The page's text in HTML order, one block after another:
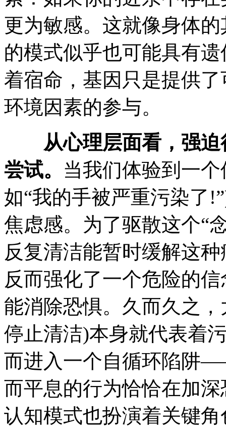
更为敏感。这就像身体
的模式似乎也可能具有
着宿命，基因只是提供
环境因素的参与。
从心理层面看，强
尝试。 当我们体验到一
如“我的手被严重污染了
焦虑感。为了驱散这个“
反复清洁能暂时缓解这
反而强化了一个危险的
能消除恐惧。久而久之
停止清洁)本身就代表着
而进入一个自循环陷阱
而平息的行为恰恰在加
认知模式也扮演着关键